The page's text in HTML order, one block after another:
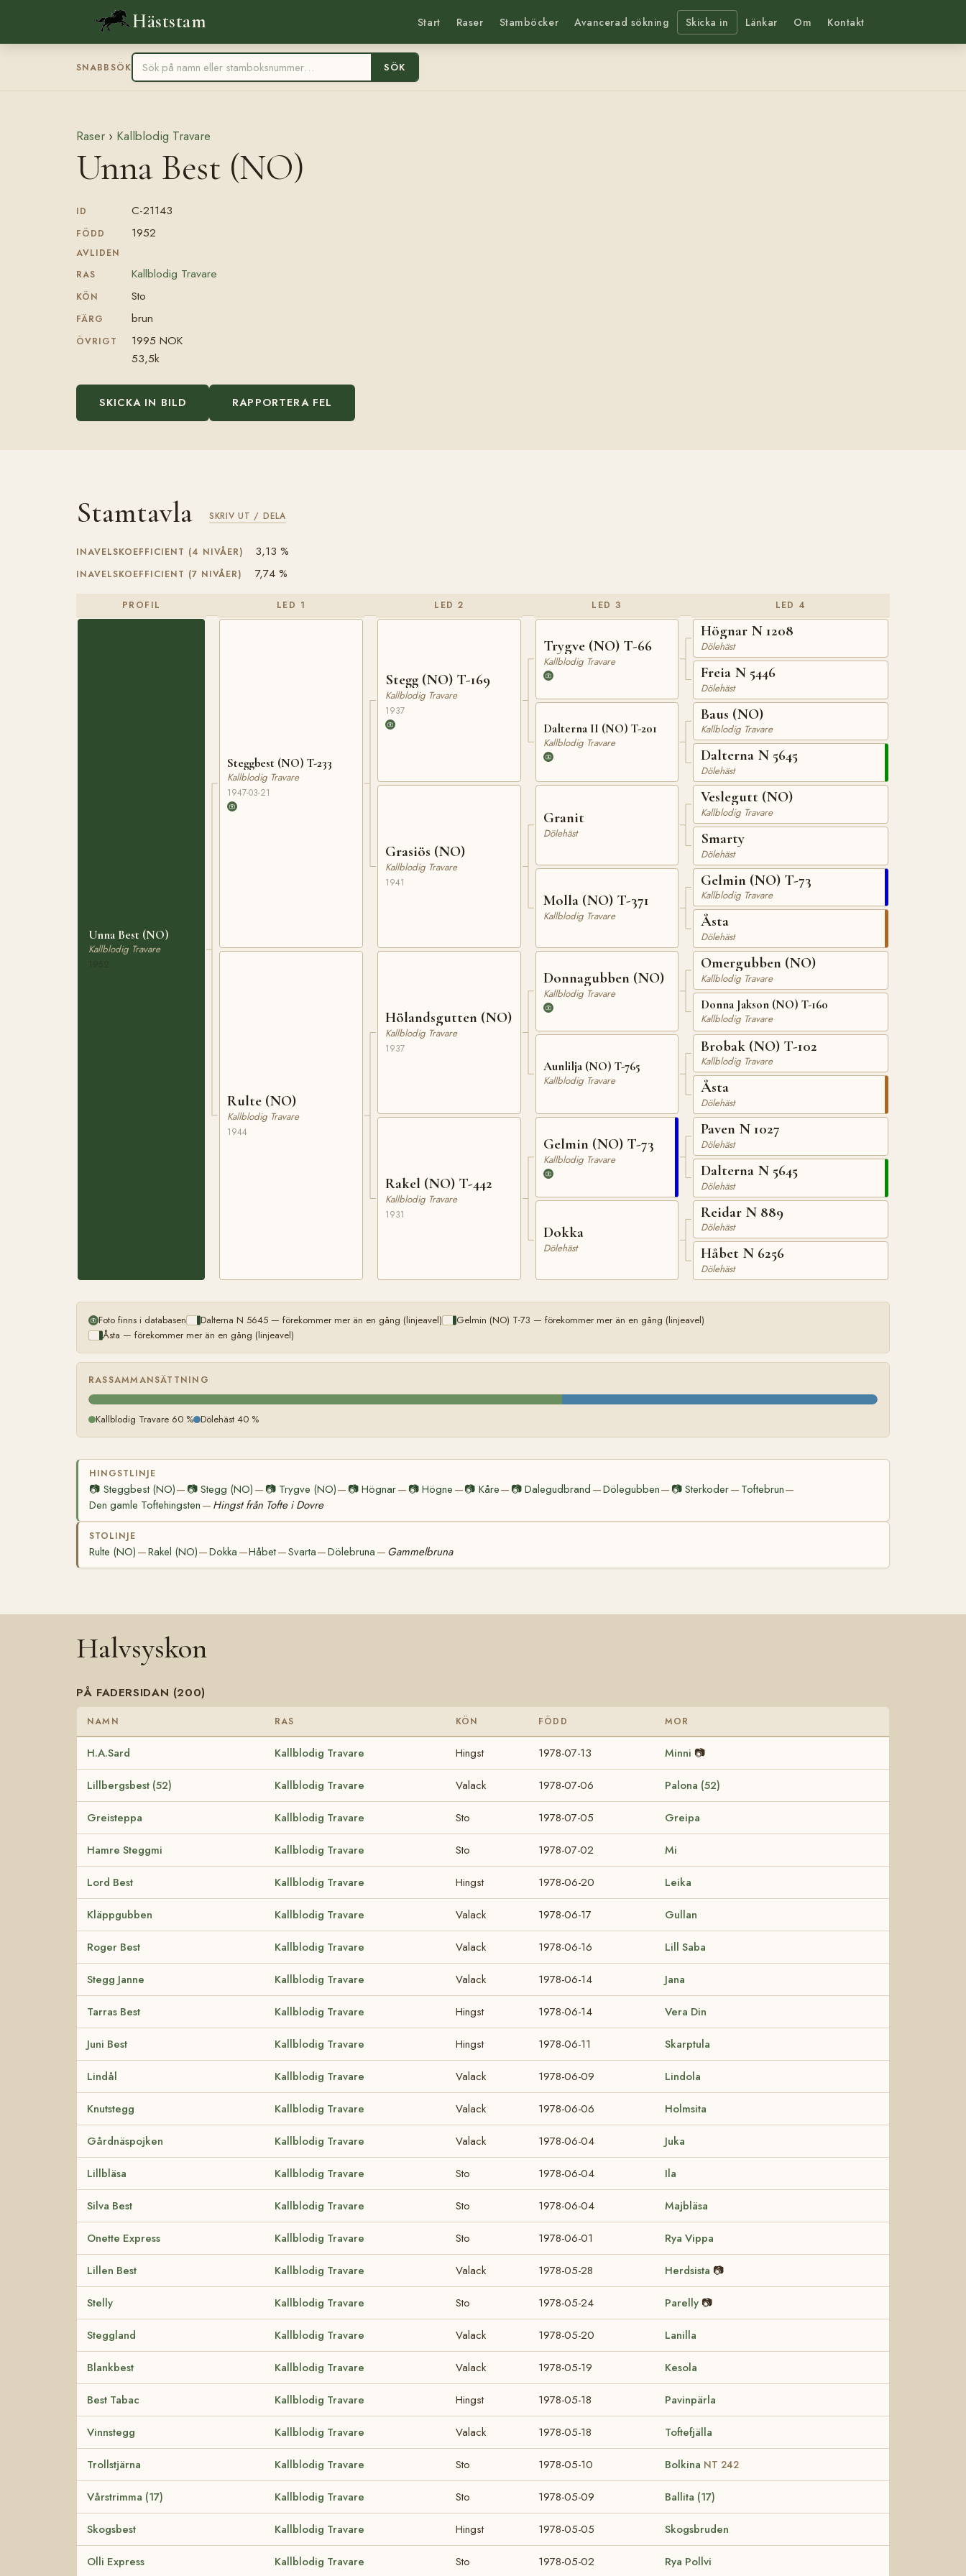
Häststam Start Raser Stamböcker Avancerad sökning Skicka in Länkar Om Kontakt
SNABBSÖK SÖK
Raser › Kallblodig Travare
Unna Best (NO)
ID C-21143
FÖDD 1952
AVLIDEN
RAS
Kallblodig Travare
KÖN Sto
FÄRG brun
ÖVRIGT
1995 NOK
53,5k
SKICKA IN BILD RAPPORTERA FEL
Stamtavla SKRIV UT / DELA
INAVELSKOEFFICIENT (4 NIVÅER) 3,13 %
INAVELSKOEFFICIENT (7 NIVÅER) 7,74 %
PROFIL
Unna Best (NO)
Kallblodig Travare
LED 1
Steggbest (NO) T-233
Kallblodig Travare
1947-03-21
Rulte (NO)
Kallblodig Travare
1944
LED 2
Stegg (NO) T-169
Kallblodig Travare
1937
Grasiös (NO)
Kallblodig Travare
1941
Hölandsgutten (NO)
Kallblodig Travare
1937
Rakel (NO) T-442
Kallblodig Travare
1931
LED 3
Trygve (NO) T-66
Kallblodig Travare
Dalterna II (NO) T-201
Kallblodig Travare
Granit
Dölehäst
Molla (NO) T-371
Kallblodig Travare
Donnagubben (NO)
Kallblodig Travare
Aunlilja (NO) T-765
Kallblodig Travare
Gelmin (NO) T-73
Kallblodig Travare
Dokka
Dölehäst
LED 4
Högnar N 1208
Dölehäst
Freia N 5446
Dölehäst
Baus (NO)
Kallblodig Travare
Dalterna N 5645
Dölehäst
Veslegutt (NO)
Kallblodig Travare
Smarty
Dölehäst
Gelmin (NO) T-73
Kallblodig Travare
Åsta
Dölehäst
Omergubben (NO)
Kallblodig Travare
Donna Jakson (NO) T-160
Kallblodig Travare
Brobak (NO) T-102
Kallblodig Travare
Åsta
Dölehäst
Paven N 1027
Dölehäst
Dalterna N 5645
Dölehäst
Reidar N 889
Dölehäst
Håbet N 6256
Dölehäst
Foto finns i databasen Dalterna N 5645 — förekommer mer än en gång (linjeavel)
Gelmin (NO) T-73 — förekommer mer än en gång (linjeavel)
Åsta — förekommer mer än en gång (linjeavel)
RASSAMMANSÄTTNING
Kallblodig Travare 60 % Dölehäst 40 %
HINGSTLINJE
📷 Steggbest (NO)— 📷Stegg (NO) — 📷 Trygve (NO)— 📷 Högnar— 📷Högne —📷 Kåre— 📷Dalegudbrand —Dölegubben— 📷Sterkoder— Toftebrun—
Den gamle Toftehingsten — Hingst från Tofte i Dovre
STOLINJE
Rulte (NO) —Rakel (NO)—Dokka —Håbet—Svarta—Dölebruna — Gammelbruna
Halvsyskon
PÅ FADERSIDAN (200)
NAMN RAS KÖN FÖDD MOR
H.A.Sard Kallblodig Travare Hingst 1978-07-13 Minni 📷
Lillbergsbest (52) Kallblodig Travare Valack 1978-07-06 Palona (52)
Greisteppa Kallblodig Travare Sto 1978-07-05 Greipa
Hamre Steggmi Kallblodig Travare Sto 1978-07-02 Mi
Lord Best Kallblodig Travare Hingst 1978-06-20 Leika
Kläppgubben Kallblodig Travare Valack 1978-06-17 Gullan
Roger Best Kallblodig Travare Valack 1978-06-16 Lill Saba
Stegg Janne Kallblodig Travare Valack 1978-06-14 Jana
Tarras Best Kallblodig Travare Hingst 1978-06-14 Vera Din
Juni Best Kallblodig Travare Hingst 1978-06-11 Skarptula
Lindål Kallblodig Travare Valack 1978-06-09 Lindola
Knutstegg Kallblodig Travare Valack 1978-06-06 Holmsita
Gårdnäspojken Kallblodig Travare Valack 1978-06-04 Juka
Lillbläsa Kallblodig Travare Sto 1978-06-04 Ila
Silva Best Kallblodig Travare Sto 1978-06-04 Majbläsa
Onette Express Kallblodig Travare Sto 1978-06-01 Rya Vippa
Lillen Best Kallblodig Travare Valack 1978-05-28 Herdsista 📷
Stelly Kallblodig Travare Sto 1978-05-24 Parelly 📷
Steggland Kallblodig Travare Valack 1978-05-20 Lanilla
Blankbest Kallblodig Travare Valack 1978-05-19 Kesola
Best Tabac Kallblodig Travare Hingst 1978-05-18 Pavinpärla
Vinnstegg Kallblodig Travare Valack 1978-05-18 Toftefjälla
Trollstjärna Kallblodig Travare Sto 1978-05-10 Bolkina NT 242
Vårstrimma (17) Kallblodig Travare Sto 1978-05-09 Ballita (17)
Skogsbest Kallblodig Travare Hingst 1978-05-05 Skogsbruden
Olli Express Kallblodig Travare Sto 1978-05-02 Rya Pollvi